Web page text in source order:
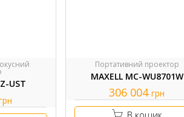
UST
Портативний проектор
MAXELL MC-WU8701W
306 004грн